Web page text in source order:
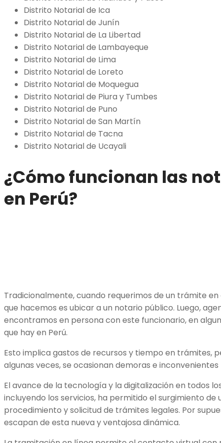
Distrito Notarial de Ica
Distrito Notarial de Junín
Distrito Notarial de La Libertad
Distrito Notarial de Lambayeque
Distrito Notarial de Lima
Distrito Notarial de Loreto
Distrito Notarial de Moquegua
Distrito Notarial de Piura y Tumbes
Distrito Notarial de Puno
Distrito Notarial de San Martín
Distrito Notarial de Tacna
Distrito Notarial de Ucayali
¿Cómo funcionan las
en Perú?
Tradicionalmente, cuando requerimos de un trámite
que hacemos es ubicar a un notario público. Luego,
encontramos en persona con este funcionario, en
que hay en Perú.
Esto implica gastos de recursos y tiempo en trámites,
algunas veces, se ocasionan demoras e
El avance de la tecnología y la digitalización en todos
incluyendo los servicios, ha permitido el surgimiento de
procedimiento y solicitud de trámites legales. Por
escapan de esta nueva y ventajosa dinámica.